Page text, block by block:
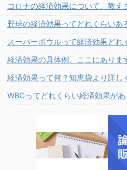
コロナの経済効果について、教え
野球の経済効果ってどれくらいあ
スーパーボウルって経済効果どれ
経済効果の具体例、ここにありま
経済効果って何？知恵袋より詳し
WBCってどれくらい経済効果があ